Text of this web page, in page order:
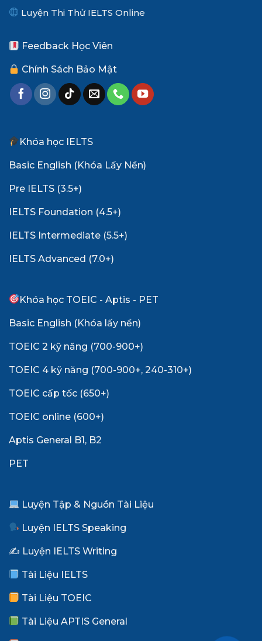
Luyện Thi Thử IELTS Online
Feedback Học Viên
Chính Sách Bảo Mật
Khóa học IELTS
Basic English (Khóa Lấy Nền)
Pre IELTS (3.5+)
IELTS Foundation (4.5+)
IELTS Intermediate (5.5+)
IELTS Advanced (7.0+)
Khóa học TOEIC - Aptis - PET
Basic English (Khóa lấy nền)
TOEIC 2 kỹ năng (700-900+)
TOEIC 4 kỹ năng (700-900+, 240-310+)
TOEIC cấp tốc (650+)
TOEIC online (600+)
Aptis General B1, B2
PET
Luyện Tập & Nguồn Tài Liệu
Luyện IELTS Speaking
✍️ Luyện IELTS Writing
Tài Liệu IELTS
Tài Liệu TOEIC
Tài Liệu APTIS General